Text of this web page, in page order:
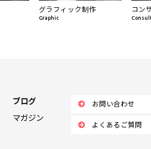
グラフィック制作
Graphic
コン
ブログ
マガジン
お問い合わせ
よくあるご質問